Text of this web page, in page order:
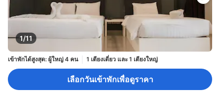
1/11
เข้าพักได้สูงสุด: ผู้ใหญ่ 4 คน 1 เตียงเดี่ยว และ 1 เตียงใหญ่
เลือกวันเข้าพักเพื่อดูราคา